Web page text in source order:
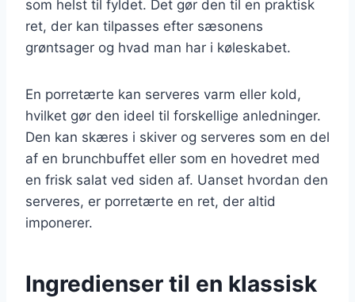
som helst til fyldet. Det gør den til en praktisk
ret, der kan tilpasses efter sæsonens
grøntsager og hvad man har i køleskabet.
En porretærte kan serveres varm eller kold,
hvilket gør den ideel til forskellige anledninger.
Den kan skæres i skiver og serveres som en del
af en brunchbuffet eller som en hovedret med
en frisk salat ved siden af. Uanset hvordan den
serveres, er porretærte en ret, der altid
imponerer.
Ingredienser til en klassisk